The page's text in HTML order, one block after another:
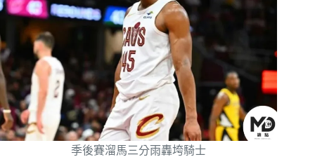
季後賽溜馬三分雨轟垮騎士